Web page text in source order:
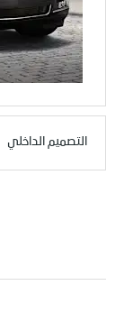
التصميم الداخلي